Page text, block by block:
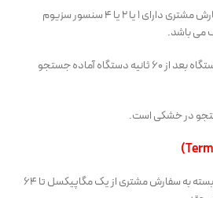
الیچ بسته به سفارش مشتری دارای ۱ یا ۲ یا ۴ سنسور سزیوم
می باشد.
موقع وصل کردن سنسورها به دستگاه بعد از ۶۰ ثانیه دستگاه آماده جستجو
در خشکی است.
این سنسور در انواع پروتون الیچ بسته به سفارش مشتری از یک مگاپیکسل تا ۶۴